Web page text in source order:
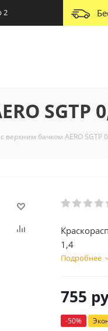
2
SGTP
верхним бачком AERO SGTP
1,4
Подробнее
755
-50%